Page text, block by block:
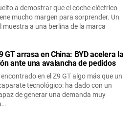
a demostrar que el coche eléctrico
mucho margen para sorprender. Un
muestra a una berlina de la marca
GT arrasa en China: BYD acelera la
ante una avalancha de pedidos
en el Z9 GT algo más que un
tecnológico: ha dado con un
de generar una demanda muy